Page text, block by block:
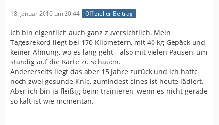
18. Januar 2016 um 20:44 Offizieller Beitrag
Ich bin eigentlich auch ganz zuversichtlich. Mein
Tagesrekord liegt bei 170 Kilometern, mit 40 kg Gepäck und
keiner Ahnung, wo es lang geht - also mit vielen Pausen, um
ständig auf die Karte zu schauen.
Andererseits liegt das aber 15 Jahre zurück und ich hatte
noch zwei gesunde Knie, zumindest eines ist heute lädiert.
Aber ich bin ja fleißig beim trainieren, wenn es nicht gerade
so kalt ist wie momentan.